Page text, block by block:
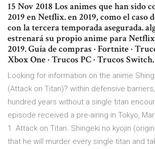
15 Nov 2018 Los animes que han sido
2019 en Netflix. en 2019, como el caso
con la tercera temporada asegurada.
estrenará su propio anime para
2019. Guía de compras · Fortnite ·
Xbox One · Trucos PC · Trucos Switch.
Looking for information on the anime
(Attack on Titan)? within defensive
hundred years without a single titan
episode received a pre-airing in Tokyo,
1 Attack on Titan. Shingeki no kyojin
that he will murder every single titan and